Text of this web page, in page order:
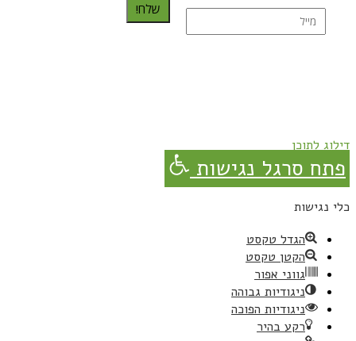
שלח!
דילוג לתוכן
פתח סרגל נגישות
כלי נגישות
הגדל טקסט
הקטן טקסט
גווני אפור
ניגודיות גבוהה
ניגודיות הפוכה
רקע בהיר